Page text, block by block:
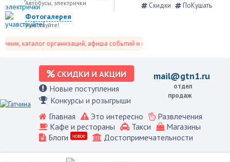
Автобусы, электрички
Фотогалерея
учавствуйте!
каталог организаций, афиша событий и не только это.
Скидки
ПоКушать
СКИДКИ И АКЦИИ
Новые поступления
Конкурсы и розыгрыши
mail@gtn1.ru
отдел
продаж
Главная Это интересно
Развлечения
Кафе и рестораны
Такси
Магазины
Блоги
новое Достопримечательности